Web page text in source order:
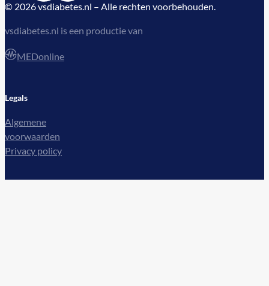
© 2026 vsdiabetes.nl – Alle rechten voorbehouden.
vsdiabetes.nl is een productie van
MEDonline
Legals
Algemene
voorwaarden
Privacy policy